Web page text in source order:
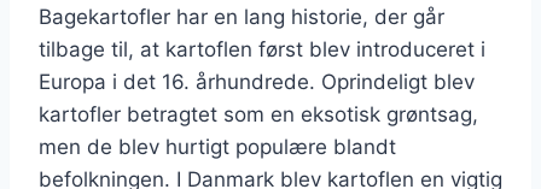
Bagekartofler har en lang historie, der går
tilbage til, at kartoflen først blev introduceret i
Europa i det 16. århundrede. Oprindeligt blev
kartofler betragtet som en eksotisk grøntsag,
men de blev hurtigt populære blandt
befolkningen. I Danmark blev kartoflen en vigtig